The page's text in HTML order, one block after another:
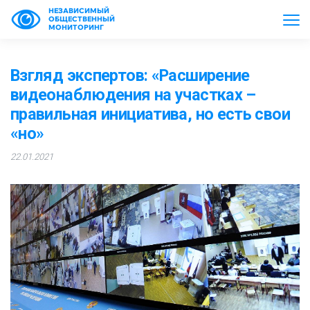
НЕЗАВИСИМЫЙ
ОБЩЕСТВЕННЫЙ
МОНИТОРИНГ
Взгляд экспертов: «Расширение
видеонаблюдения на участках –
правильная инициатива, но есть свои
«но»
22.01.2021